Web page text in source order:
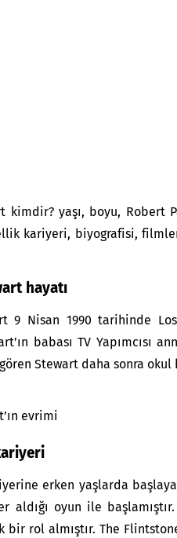
kimdir? yaşı, boyu,
kariyeri, biyografisi,
hayatı
9 Nisan 1990 tarihinde
babası TV Yapımcısı
Stewart daha sonra okul
evrimi
erken yaşlarda
aldığı oyun ile
bir rol almıştır. The